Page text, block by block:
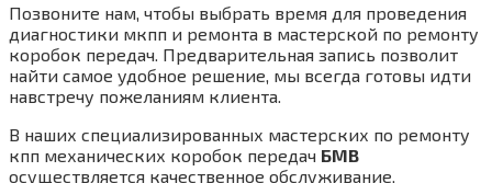
Позвоните нам, чтобы выбрать время для проведения
диагностики мкпп и ремонта в мастерской по ремонту
коробок передач. Предварительная запись позволит
найти самое удобное решение, мы всегда готовы идти
навстречу пожеланиям клиента.
В наших специализированных мастерских по ремонту
кпп механических коробок передач БМВ
осуществляется качественное обслуживание,